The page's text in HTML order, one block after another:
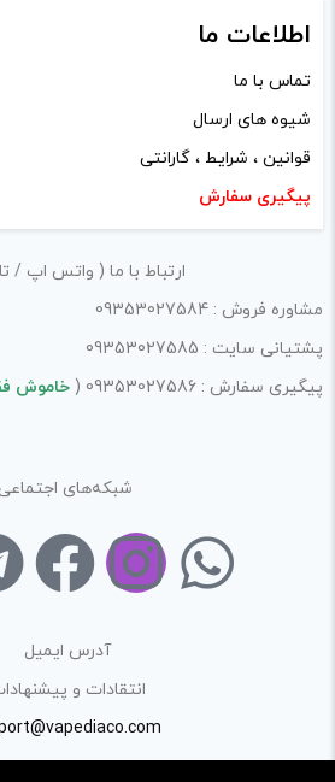
اطلاعات ما
تماس با ما
شیوه های ارسال
قوانین ، شرایط ، گارانتی
پیگیری سفارش
ارتباط با ما ( واتس اپ /
مشاوره فروش : 09353027584
پشتیانی سایت : 09353027585
پیگیری سفارش : 09353027586 (
خاموش
شبکه‌های اجتماعی
آدرس ایمیل
انتقادات و